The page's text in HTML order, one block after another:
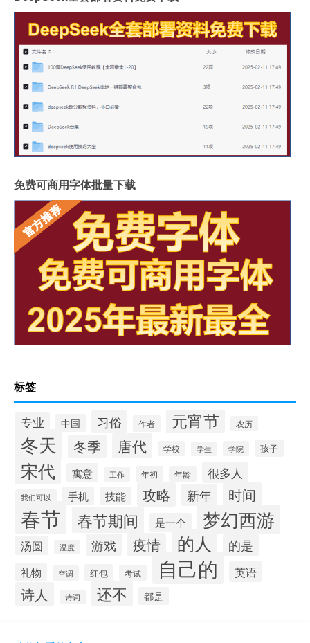
免费可商用字体批量下载
标签
专业 中国 习俗 作者 元宵节 农历
冬天 冬季 唐代 学校 学生 学院 孩子
宋代 寓意 工作 年初 年龄 很多人
我们可以 手机 技能 攻略 新年 时间
春节 春节期间 是一个 梦幻西游
汤圆 温度 游戏 疫情 的人 的是
礼物 空调 红包 考试 自己的 英语
诗人 诗词 还不 都是